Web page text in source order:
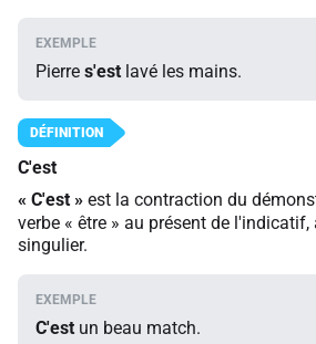
Pierre s'est lavé les mains.
C'est
« C'est » est la contraction du
verbe « être » au présent de l'indicatif,
singulier.
C'est un beau match.